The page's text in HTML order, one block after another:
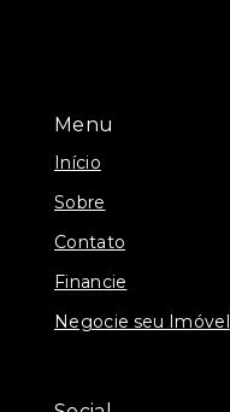
Menu
Início
Sobre
Contato
Financie
Negocie seu Imóvel